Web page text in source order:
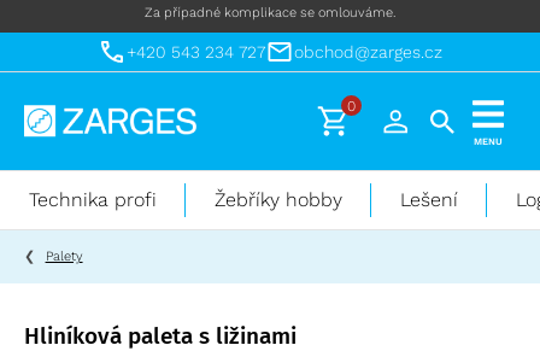
Za případné komplikace se omlouváme.
+420 543 234 727 obchod@zarges.cz
Technika
práci
výškách
0
MENU
Technika profi Žebříky hobby Lešení
Palety
Hliníková paleta s ližinami